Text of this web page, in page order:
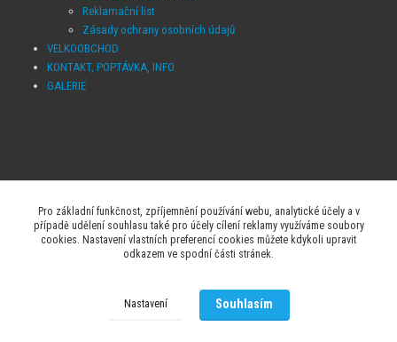
Reklamační list
Zásady ochrany osobních údajů
VELKOOBCHOD
KONTAKT, POPTÁVKA, INFO
GALERIE
+420 602 222 405
hisport@hisport.cz
Pro základní funkčnost, zpříjemnění používání webu, analytické účely a v
případě udělení souhlasu také pro účely cílení reklamy využíváme soubory
cookies. Nastavení vlastních preferencí cookies můžete kdykoli upravit
odkazem ve spodní části stránek.
Nastavení Souhlasím